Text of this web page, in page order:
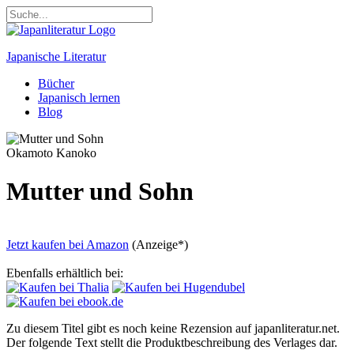
Japanische Literatur
Bücher
Japanisch lernen
Blog
Okamoto Kanoko
Mutter und Sohn
Jetzt kaufen bei Amazon (Anzeige*)
Ebenfalls erhältlich bei:
Zu diesem Titel gibt es noch keine Rezension auf japanliteratur.net.
Der folgende Text stellt die Produktbeschreibung des Verlages dar.